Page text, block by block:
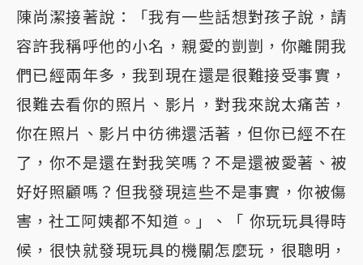
陳尚潔接著說：「我有一些話想對孩子說，請
容許我稱呼他的小名，親愛的剴剴，你離開我
們已經兩年多，我到現在還是很難接受事實，
很難去看你的照片、影片，對我來說太痛苦，
你在照片、影片中彷彿還活著，但你已經不在
了，你不是還在對我笑嗎？不是還被愛著、被
好好照顧嗎？但我發現這些不是事實，你被傷
害，社工阿姨都不知道。」、「 你玩玩具得時
候，很快就發現玩具的機關怎麼玩，很聰明，